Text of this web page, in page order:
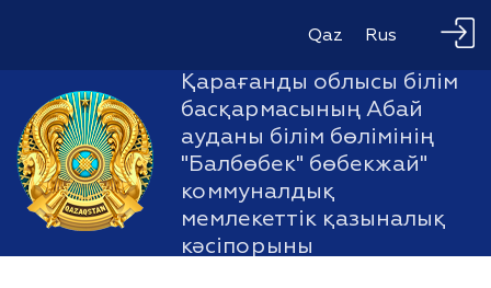
Qaz Rus
Қарағанды облысы білім
басқармасының Абай
ауданы білім бөлімінің
"Балбөбек" бөбекжай"
коммуналдық
мемлекеттік қазыналық
кәсіпорыны